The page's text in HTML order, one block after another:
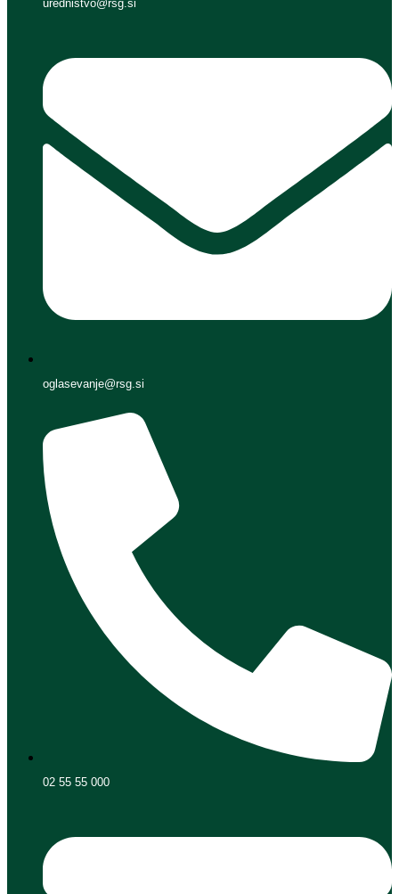
urednistvo@rsg.si
oglasevanje@rsg.si
02 55 55 000